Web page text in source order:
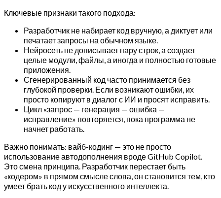
Ключевые признаки такого подхода:
Разработчик не набирает код вручную, а диктует или
печатает запросы на обычном языке.
Нейросеть не дописывает пару строк, а создает
целые модули, файлы, а иногда и полностью готовые
приложения.
Сгенерированный код часто принимается без
глубокой проверки. Если возникают ошибки, их
просто копируют в диалог с ИИ и просят исправить.
Цикл «запрос — генерация — ошибка —
исправление» повторяется, пока программа не
начнет работать.
Важно понимать: вайб-кодинг — это не просто
использование автодополнения вроде GitHub Copilot.
Это смена принципа. Разработчик перестает быть
«кодером» в прямом смысле слова, он становится тем, кто
умеет брать код у искусственного интеллекта.